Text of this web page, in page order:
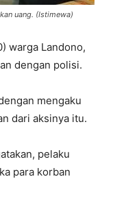
uang. (Istimewa)
warga Landono,
dengan polisi.
mengaku
dari aksinya itu.
pelaku
para korban